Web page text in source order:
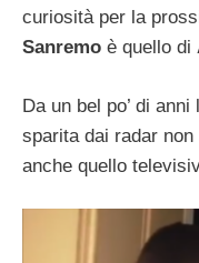
curiosità per la
Sanremo è quello di
Da un bel po’ di
sparita dai radar
anche quello